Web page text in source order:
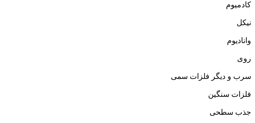
کادمیوم
نیکل
وانادیوم
روی
سرب و دیگر فلزات سمی
فلزات سنگین
جذب سطحی